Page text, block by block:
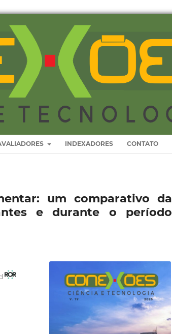
INDEXADORES CONTATO
um comparativo da
e durante o período